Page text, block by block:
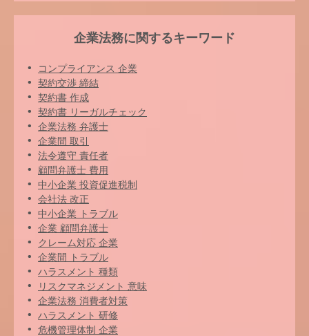
企業法務に関するキーワード
コンプライアンス 企業
契約交渉 締結
契約書 作成
契約書 リーガルチェック
企業法務 弁護士
企業間 取引
法令遵守 責任者
顧問弁護士 費用
中小企業 投資促進税制
会社法 改正
中小企業 トラブル
企業 顧問弁護士
クレーム対応 企業
企業間 トラブル
ハラスメント 種類
リスクマネジメント 意味
企業法務 消費者対策
ハラスメント 研修
危機管理体制 企業